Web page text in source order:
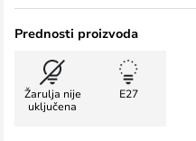
Prednosti proizvoda
Žarulja nije
uključena
E27